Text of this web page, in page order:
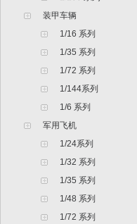
装甲车辆
1/16 系列
1/35 系列
1/72 系列
1/144系列
1/6 系列
军用飞机
1/24系列
1/32 系列
1/35 系列
1/48 系列
1/72 系列